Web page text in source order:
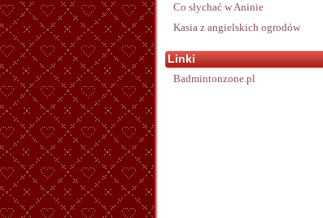
Co słychać w Aninie
Kasia z angielskich ogrodów
Linki
Badmintonzone.pl